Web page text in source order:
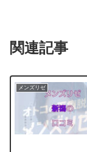
関連記事
メンズリゼ